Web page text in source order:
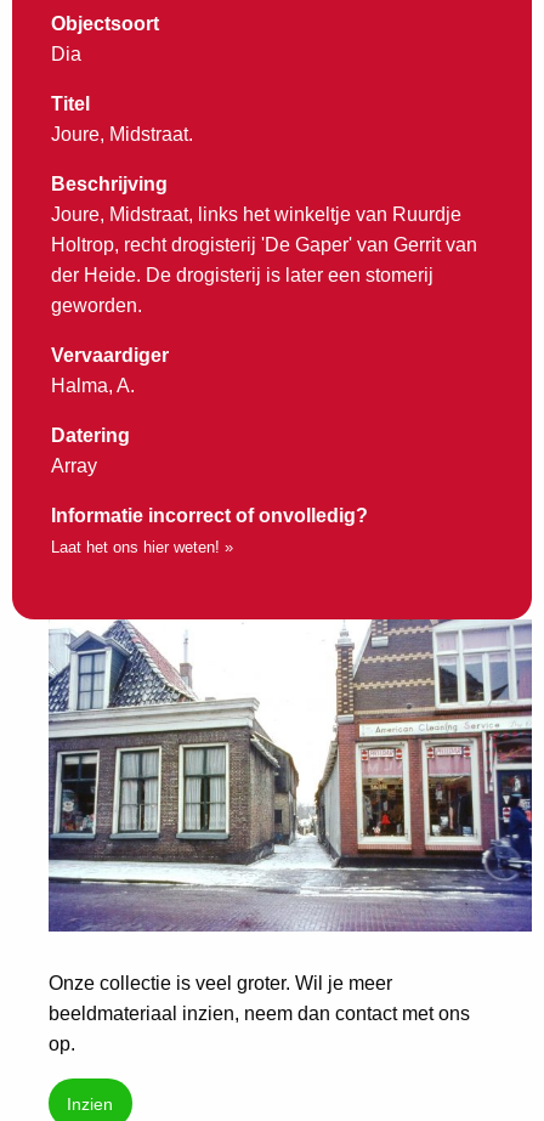
Objectsoort
Dia
Titel
Joure, Midstraat.
Beschrijving
Joure, Midstraat, links het winkeltje van Ruurdje
Holtrop, recht drogisterij 'De Gaper' van Gerrit van
der Heide. De drogisterij is later een stomerij
geworden.
Vervaardiger
Halma, A.
Datering
Array
Informatie incorrect of onvolledig?
Laat het ons hier weten! »
Onze collectie is veel groter. Wil je meer
beeldmateriaal inzien, neem dan contact met ons
op.
Inzien